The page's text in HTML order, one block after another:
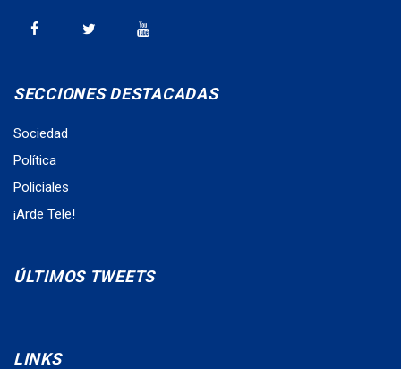
SECCIONES DESTACADAS
Sociedad
Política
Policiales
¡Arde Tele!
ÚLTIMOS TWEETS
LINKS